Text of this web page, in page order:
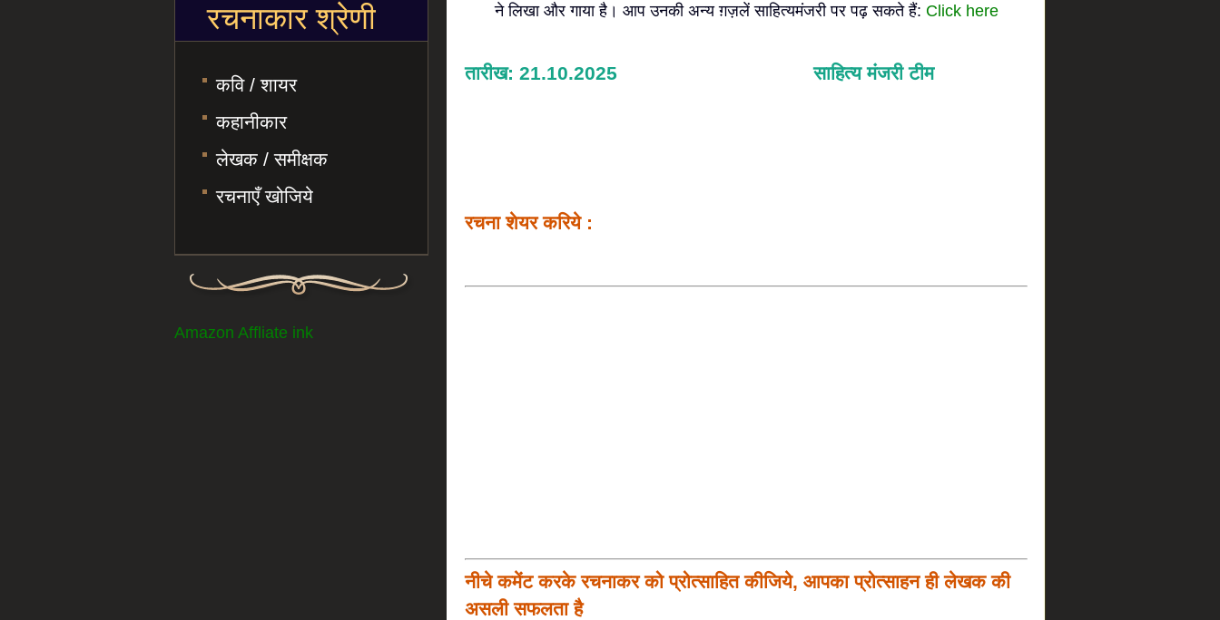
ने लिखा और गाया है। आप उनकी अन्य ग़ज़लें साहित्यमंजरी पर पढ़ सकते हैं: Click here
तारीख: 21.10.2025 साहित्य मंजरी टीम
रचना शेयर करिये :
नीचे कमेंट करके रचनाकर को प्रोत्साहित कीजिये, आपका प्रोत्साहन ही लेखक की
असली सफलता है
रचनाकार श्रेणी
कवि / शायर
कहानीकार
लेखक / समीक्षक
रचनाएँ खोजिये
Amazon Affliate ink